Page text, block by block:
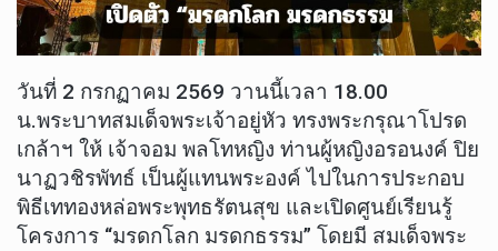
วันที่ 2 กรกฏาคม 2569 วานนี้เวลา 18.00
น.พระบาทสมเด็จพระเจ้าอยู่หัว ทรงพระกรุณาโปรด
เกล้าฯ ให้ เจ้าจอม พลโทหญิง ท่านผู้หญิงอรอนงค์ ปิย
นาฏวชิรพัทธ์ เป็นผู้แทนพระองค์ ไปในการประกอบ
พิธีเททองหล่อพระพุทธรัตนสุข และเปิดศูนย์เรียนรู้
โครงการ “มรดกโลก มรดกธรรม” โดยมี สมเด็จพระ